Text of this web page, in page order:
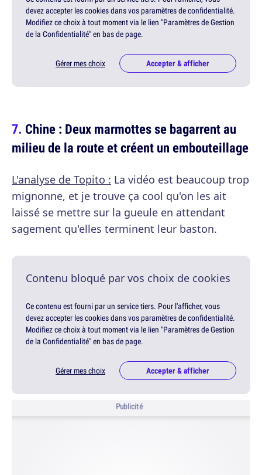
devez accepter les cookies dans vos paramètres de confidentialité.
Modifiez ce choix à tout moment via le lien "Paramètres de Gestion
de la Confidentialité" en bas de page.
Gérer mes choix Accepter & afficher
Chine : Deux marmottes se bagarrent au
milieu de la route et créent un embouteillage
L'analyse de Topito : La vidéo est beaucoup trop
mignonne, et je trouve ça cool qu'on les ait
laissé se mettre sur la gueule en attendant
sagement qu'elles terminent leur baston.
Contenu bloqué par vos choix de cookies
Ce contenu est fourni par un service tiers. Pour l'afficher, vous
devez accepter les cookies dans vos paramètres de confidentialité.
Modifiez ce choix à tout moment via le lien "Paramètres de Gestion
de la Confidentialité" en bas de page.
Gérer mes choix Accepter & afficher
Publicité